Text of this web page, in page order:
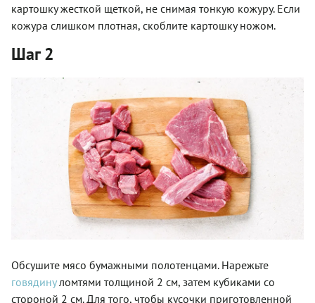
картошку жесткой щеткой, не снимая тонкую кожуру. Если
кожура слишком плотная, скоблите картошку ножом.
Шаг 2
Обсушите мясо бумажными полотенцами. Нарежьте
говядинуломтями толщиной 2 см, затем кубиками со
стороной 2 см. Для того, чтобы кусочки приготовленной